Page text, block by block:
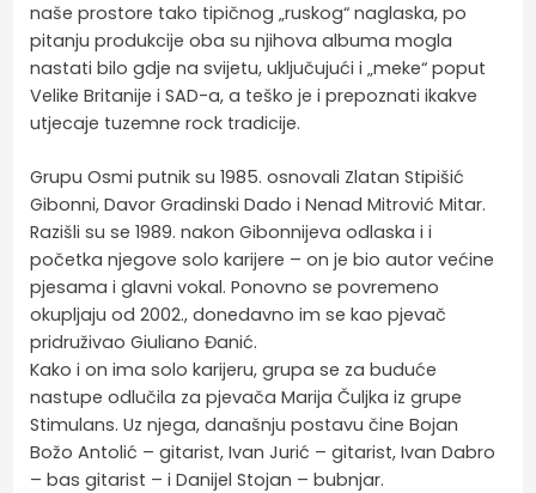
naše prostore tako tipičnog „ruskog“ naglaska, po
pitanju produkcije oba su njihova albuma mogla
nastati bilo gdje na svijetu, uključujući i „meke“ poput
Velike Britanije i SAD-a, a teško je i prepoznati ikakve
utjecaje tuzemne rock tradicije.
Grupu Osmi putnik su 1985. osnovali Zlatan Stipišić
Gibonni, Davor Gradinski Dado i Nenad Mitrović Mitar.
Razišli su se 1989. nakon Gibonnijeva odlaska i i
početka njegove solo karijere – on je bio autor većine
pjesama i glavni vokal. Ponovno se povremeno
okupljaju od 2002., donedavno im se kao pjevač
pridruživao Giuliano Đanić.
Kako i on ima solo karijeru, grupa se za buduće
nastupe odlučila za pjevača Marija Čuljka iz grupe
Stimulans. Uz njega, današnju postavu čine Bojan
Božo Antolić – gitarist, Ivan Jurić – gitarist, Ivan Dabro
– bas gitarist – i Danijel Stojan – bubnjar.